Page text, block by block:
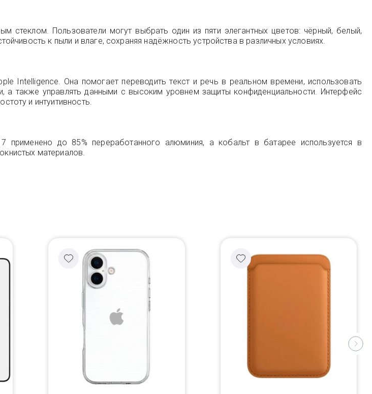
стеклом. Пользователи могут выбрать один из пяти элегантных цветов: чёрный, белый,
к пыли и влаге, сохраняя надёжность устройства в различных условиях.
Intelligence. Она помогает переводить текст и речь в реальном времени, использовать
а также управлять данными с высоким уровнем защиты конфиденциальности. Интерфейс
и интуитивность.
применено до 85% переработанного алюминия, а кобальт в батарее используется в
материалов.